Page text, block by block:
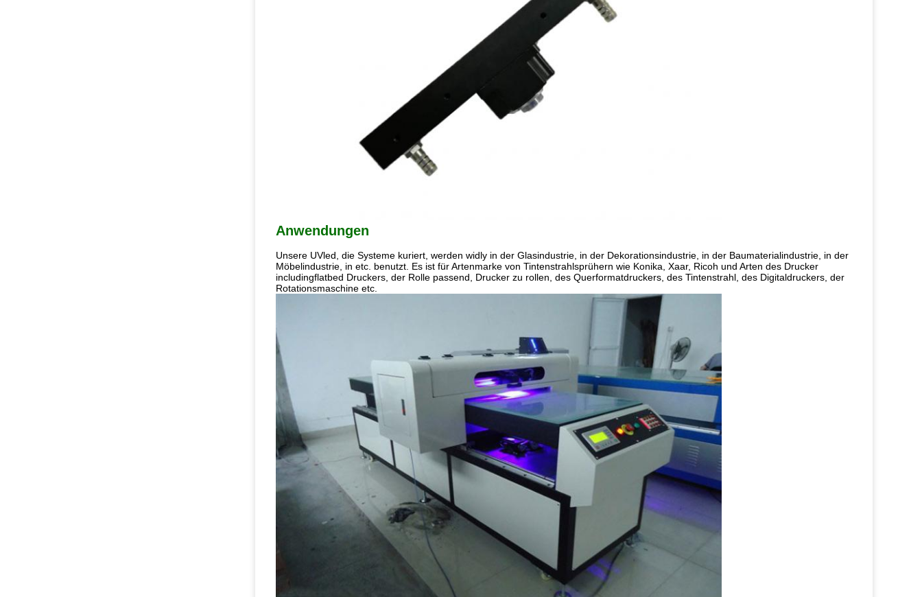
Anwendungen
Unsere UVled, die Systeme kuriert, werden widly in der Glasindustrie, in der Dekorationsindustrie, in der Baumaterialindustrie, in der
Möbelindustrie, in etc. benutzt. Es ist für Artenmarke von Tintenstrahlsprühern wie Konika, Xaar, Ricoh und Arten des Drucker
includingflatbed Druckers, der Rolle passend, Drucker zu rollen, des Querformatdruckers, des Tintenstrahl, des Digitaldruckers, der
Rotationsmaschine etc.